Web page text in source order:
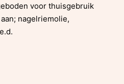
voor thuisgebruik
nagelriemolie,